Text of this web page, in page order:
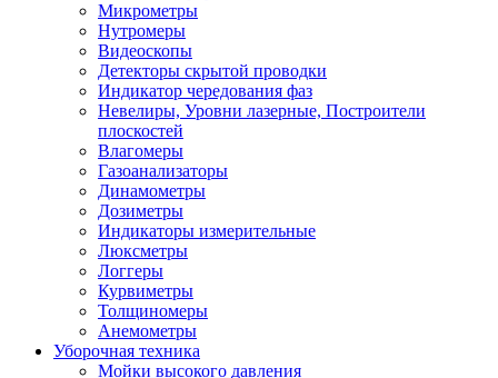
Микрометры
Нутромеры
Видеоскопы
Детекторы скрытой проводки
Индикатор чередования фаз
Невелиры, Уровни лазерные, Построители
плоскостей
Влагомеры
Газоанализаторы
Динамометры
Дозиметры
Индикаторы измерительные
Люксметры
Логгеры
Курвиметры
Толщиномеры
Анемометры
Уборочная техника
Мойки высокого давления